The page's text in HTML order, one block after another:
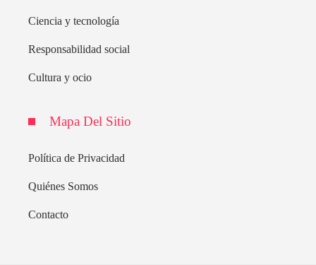
Ciencia y tecnología
Responsabilidad social
Cultura y ocio
Mapa Del Sitio
Política de Privacidad
Quiénes Somos
Contacto